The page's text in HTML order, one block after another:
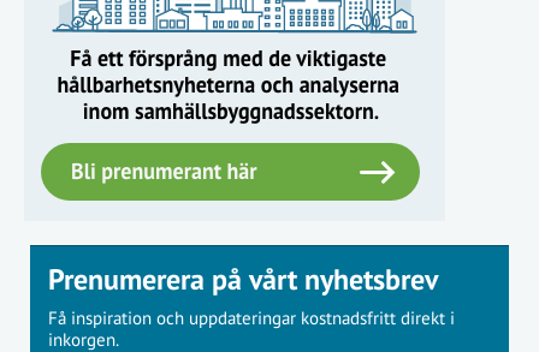
Prenumerera på vårt nyhetsbrev
Få inspiration och uppdateringar kostnadsfritt direkt i
inkorgen.